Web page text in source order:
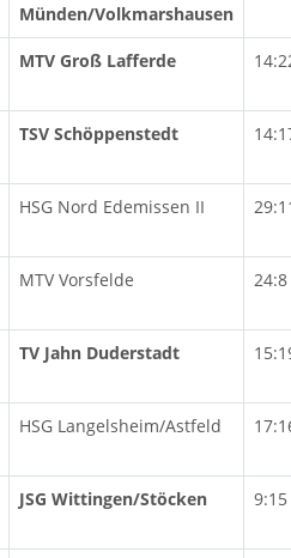
Münden/Volkmarshausen
MTV Groß Lafferde
TSV Schöppenstedt
HSG Nord Edemissen II
MTV Vorsfelde 24:8
TV Jahn Duderstadt
HSG Langelsheim/Astfeld
JSG Wittingen/Stöcken 9:15